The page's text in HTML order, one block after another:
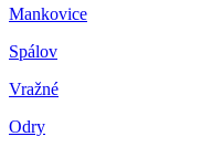
Mankovice
Spálov
Vražné
Odry